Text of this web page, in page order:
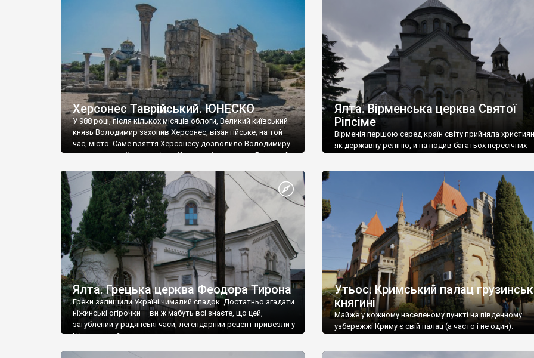
візантійської доби. Раритети викрадені з фондів об’єкту
культурної спадщини ЮНЕСКО «Херсонеса Таврійського».
Офіційно – на виставку «Золото Візантії», але експерти та
влада в Україні вважають це лише […]
називаються «повстяками» (postaki)…” “Вино. Крим
виробляє відмінне вино і його вдосталь: воно все
легке біле і дуже […]
Херсонес Таврійський. ЮНЕСКО
У 988 році, після кількох місяців облоги, Великий київський
князь Володимир захопив Херсонес, візантійське, на той
час, місто. Саме взяття Херсонесу дозволило Володимиру
диктувати свої умови візантійському імператору Василю ІІ,
Херсонесі Володимир-язичник, став Василем-
християнином. А потім було Хрещення Русі. На честь
Херсонесу Таврійського названо місто […]
Ялта. Вірменська церква Святої
Ріпсіме
Вірменія першою серед країн світу прийняла
як державну релігію, й на подив багатьох пересічних
Ялта. Грецька церква Феодора Тирона
Греки залишили Україні чималий спадок. Достатньо згадати
ніжинські огірочки – ви ж мабуть всі знаєте, що цей,
загублений у радянські часи, легендарний рецепт привезли у
Ніжин греки?
Утьос. Кримський палац
княгині
Майже у кожному населеному пункті на південному
узбережжі Криму є свій палац (а часто і не один).